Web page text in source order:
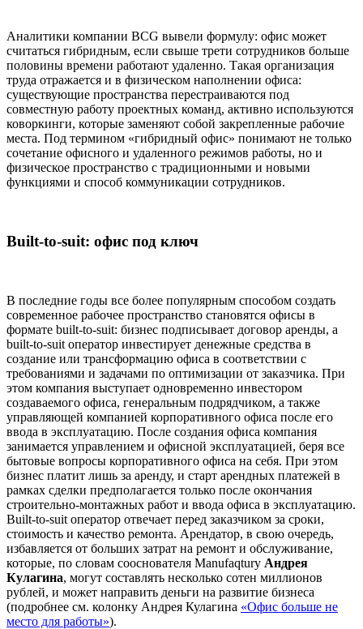
Аналитики компании BCG вывели формулу: офис может
считаться гибридным, если свыше трети сотрудников больше
половины времени работают удаленно. Такая организация
труда отражается и в физическом наполнении офиса:
существующие пространства перестраиваются под
совместную работу проектных команд, активно используются
коворкинги, которые заменяют собой закрепленные рабочие
места. Под термином «гибридный офис» понимают не только
сочетание офисного и удаленного режимов работы, но и
физическое пространство с традиционными и новыми
функциями и способ коммуникации сотрудников.
Built-to-suit: офис под ключ
В последние годы все более популярным способом создать
современное рабочее пространство становятся офисы в
формате built-to-suit: бизнес подписывает договор аренды, а
built-to-suit оператор инвестирует денежные средства в
создание или трансформацию офиса в соответствии с
требованиями и задачами по оптимизации от заказчика. При
этом компания выступает одновременно инвестором
создаваемого офиса, генеральным подрядчиком, а также
управляющей компанией корпоративного офиса после его
ввода в эксплуатацию. После создания офиса компания
занимается управлением и офисной эксплуатацией, беря все
бытовые вопросы корпоративного офиса на себя. При этом
бизнес платит лишь за аренду, и старт арендных платежей в
рамках сделки предполагается только после окончания
строительно-монтажных работ и ввода офиса в эксплуатацию.
Built-to-suit оператор отвечает перед заказчиком за сроки,
стоимость и качество ремонта. Арендатор, в свою очередь,
избавляется от больших затрат на ремонт и обслуживание,
которые, по словам сооснователя Manufaqtury Андрея
Кулагина, могут составлять несколько сотен миллионов
рублей, и может направить деньги на развитие бизнеса
(подробнее см. колонку Андрея Кулагина «Офис больше не
место для работы»).